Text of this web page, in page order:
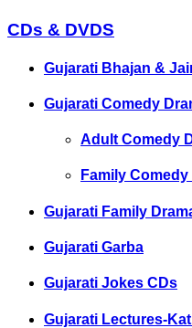
CDs & DVDS
Gujarati Bhajan &
Gujarati Comedy
Adult Comedy
Family Comedy
Gujarati Family
Gujarati Garba
Gujarati Jokes CDs
Gujarati Lectures-